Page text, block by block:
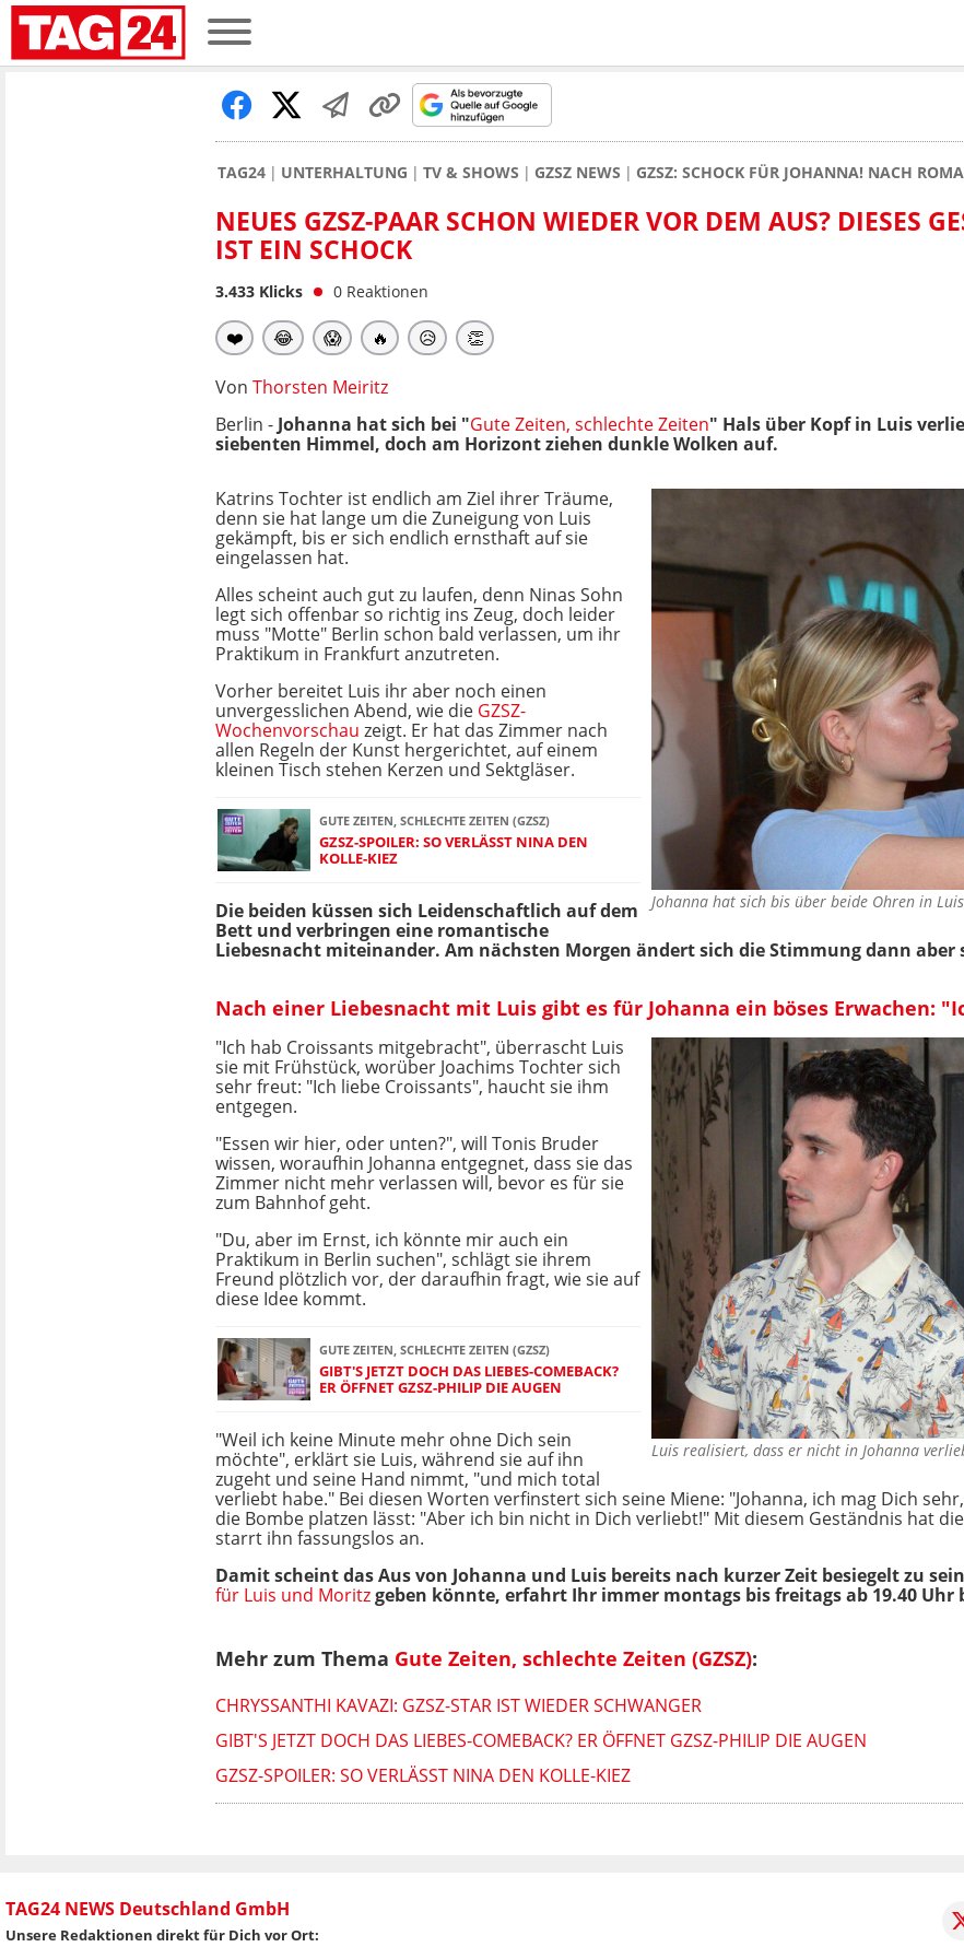
TAG24 UNTERHALTUNG TV & SHOWS GZSZ NEWS GZSZ: SCHOCK FÜR JOHANNA! NACH
NEUES GZSZ-PAAR SCHON WIEDER VOR DEM AUS? DIESES
IST EIN SCHOCK
3.433 Klicks 0 Reaktionen
❤️ 😂 😱 🔥 😥 👏
Von Thorsten Meiritz
Berlin - Johanna hat sich bei "Gute Zeiten, schlechte Zeiten" Hals über Kopf in Luis
siebenten Himmel, doch am Horizont ziehen dunkle Wolken auf.
Johanna hat sich bis über beide Ohren in
Katrins Tochter ist endlich am Ziel ihrer Träume,
denn sie hat lange um die Zuneigung von Luis
gekämpft, bis er sich endlich ernsthaft auf sie
eingelassen hat.
Alles scheint auch gut zu laufen, denn Ninas Sohn
legt sich offenbar so richtig ins Zeug, doch leider
muss "Motte" Berlin schon bald verlassen, um ihr
Praktikum in Frankfurt anzutreten.
Vorher bereitet Luis ihr aber noch einen
unvergesslichen Abend, wie die GZSZ-
Wochenvorschau zeigt. Er hat das Zimmer nach
allen Regeln der Kunst hergerichtet, auf einem
kleinen Tisch stehen Kerzen und Sektgläser.
GUTE ZEITEN, SCHLECHTE ZEITEN (GZSZ)
GZSZ-SPOILER: SO VERLÄSST NINA DEN
KOLLE-KIEZ
Die beiden küssen sich Leidenschaftlich auf dem
Bett und verbringen eine romantische
Liebesnacht miteinander. Am nächsten Morgen ändert sich die Stimmung dann aber
Nach einer Liebesnacht mit Luis gibt es für Johanna ein böses Erwachen:
Luis realisiert, dass er nicht in Johanna
"Ich hab Croissants mitgebracht", überrascht Luis
sie mit Frühstück, worüber Joachims Tochter sich
sehr freut: "Ich liebe Croissants", haucht sie ihm
entgegen.
"Essen wir hier, oder unten?", will Tonis Bruder
wissen, woraufhin Johanna entgegnet, dass sie das
Zimmer nicht mehr verlassen will, bevor es für sie
zum Bahnhof geht.
"Du, aber im Ernst, ich könnte mir auch ein
Praktikum in Berlin suchen", schlägt sie ihrem
Freund plötzlich vor, der daraufhin fragt, wie sie auf
diese Idee kommt.
GUTE ZEITEN, SCHLECHTE ZEITEN (GZSZ)
GIBT'S JETZT DOCH DAS LIEBES-COMEBACK?
ER ÖFFNET GZSZ-PHILIP DIE AUGEN
"Weil ich keine Minute mehr ohne Dich sein
möchte", erklärt sie Luis, während sie auf ihn
zugeht und seine Hand nimmt, "und mich total
verliebt habe." Bei diesen Worten verfinstert sich seine Miene: "Johanna, ich mag Dich
die Bombe platzen lässt: "Aber ich bin nicht in Dich verliebt!" Mit diesem Geständnis hat
starrt ihn fassungslos an.
Damit scheint das Aus von Johanna und Luis bereits nach kurzer Zeit besiegelt zu
für Luis und Moritzgeben könnte, erfahrt Ihr immer montags bis freitags ab 19.40 Uhr
Mehr zum Thema Gute Zeiten, schlechte Zeiten (GZSZ):
CHRYSSANTHI KAVAZI: GZSZ-STAR IST WIEDER SCHWANGER
GIBT'S JETZT DOCH DAS LIEBES-COMEBACK? ER ÖFFNET GZSZ-PHILIP DIE AUGEN
GZSZ-SPOILER: SO VERLÄSST NINA DEN KOLLE-KIEZ
TAG24 NEWS Deutschland GmbH
Unsere Redaktionen direkt für Dich vor Ort: